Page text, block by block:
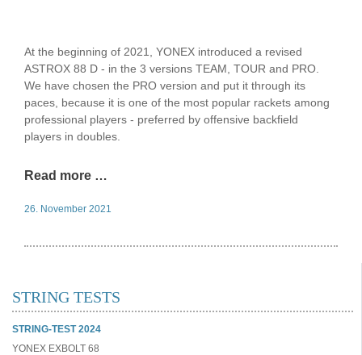
At the beginning of 2021, YONEX introduced a revised
ASTROX 88 D - in the 3 versions TEAM, TOUR and PRO.
We have chosen the PRO version and put it through its
paces, because it is one of the most popular rackets among
professional players - preferred by offensive backfield
players in doubles.
Read more …
26. November 2021
STRING TESTS
STRING-TEST 2024
YONEX EXBOLT 68